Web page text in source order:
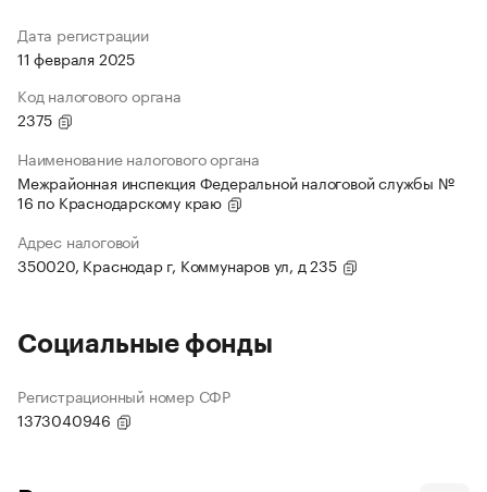
Дата регистрации
11 февраля 2025
Код налогового органа
2375
Наименование налогового органа
Межрайонная инспекция Федеральной налоговой службы №
16 по Краснодарскому краю
Адрес налоговой
350020, Краснодар г, Коммунаров ул, д 235
Социальные фонды
Регистрационный номер СФР
1373040946